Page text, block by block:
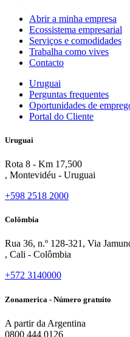
Abrir a minha empresa
Ecossistema empresarial
Serviços e comodidades
Trabalha como vives
Contacto
Uruguai
Perguntas frequentes
Oportunidades de
Portal do Cliente
Uruguai
Rota 8 - Km 17,500
, Montevidéu - Uruguai
+598 2518 2000
Colômbia
Rua 36, n.º 128-321, Via
, Cali - Colômbia
+572 3140000
Zonamerica - Número gratuito
A partir da Argentina
0800 444 0126